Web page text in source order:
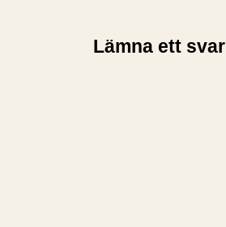
Lämna ett svar